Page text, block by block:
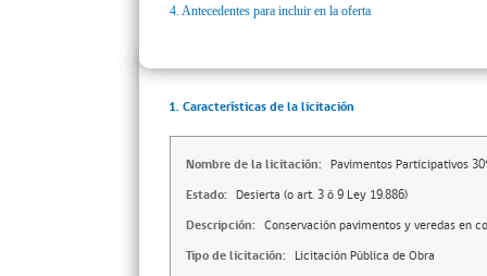
4. Antecedentes para incluir en la oferta
1. Características de la licitación
Nombre de la licitación: Pavimentos Participativos
Estado: Desierta (o art. 3 ó 9 Ley 19.886)
Descripción: Conservación pavimentos y veredas en
Tipo de licitación: Licitación Pública de Obra